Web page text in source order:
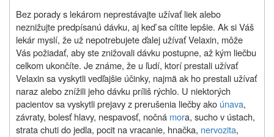
Bez porady s lekárom neprestávajte užívať liek alebo
neznižujte predpísanú dávku, aj keď sa cítite lepšie. Ak si Váš
lekár myslí, že už nepotrebujete ďalej užívať Velaxin, môže
Vás požiadať, aby ste znižovali dávku postupne, až kým liečbu
celkom ukončíte. Je známe, že u ľudí, ktorí prestali užívať
Velaxin sa vyskytli vedľajšie účinky, najmä ak ho prestali užívať
naraz alebo znížili jeho dávku príliš rýchlo. U niektorých
pacientov sa vyskytli prejavy z prerušenia liečby ako únava,
závraty, bolesť hlavy, nespavosť, nočná mora, sucho v ústach,
strata chuti do jedla, pocit na vracanie, hnačka, nervozita,